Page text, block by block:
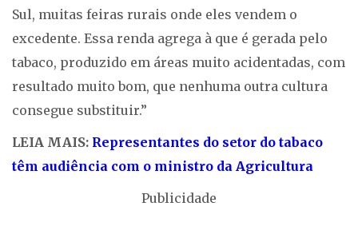
Sul, muitas feiras rurais onde eles vendem o
excedente. Essa renda agrega à que é gerada pelo
tabaco, produzido em áreas muito acidentadas, com
resultado muito bom, que nenhuma outra cultura
consegue substituir.”
LEIA MAIS: Representantes do setor do tabaco
têm audiência com o ministro da Agricultura
Publicidade